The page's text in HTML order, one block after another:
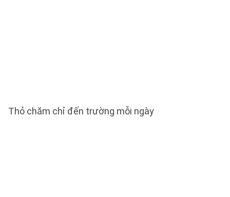
Thỏ chăm chỉ đến trường mỗi ngày